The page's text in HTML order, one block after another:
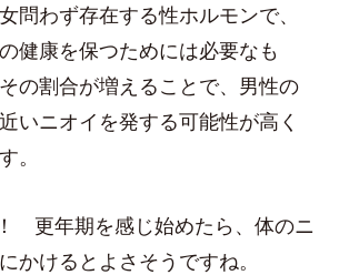
問わず存在する性ホルモンで、
健康を保つためには必要なも
の割合が増えることで、男性の
いニオイを発する可能性が高く
。
更年期を感じ始めたら、体のニ
かけるとよさそうですね。